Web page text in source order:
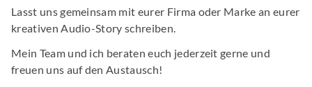
Lasst uns gemeinsam mit eurer Firma oder Marke an eurer
kreativen Audio-Story schreiben.
Mein Team und ich beraten euch jederzeit gerne und
freuen uns auf den Austausch!